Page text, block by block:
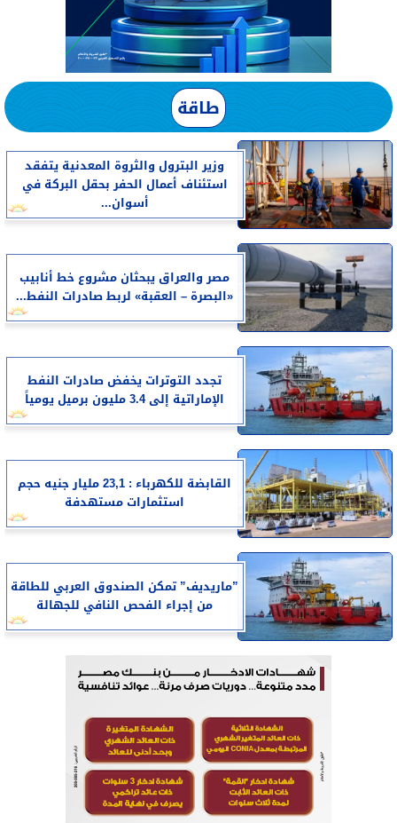
طاقة
وزير البترول والثروة المعدنية يتفقد
استئناف أعمال الحفر بحقل البركة في
أسوان...
مصر والعراق يبحثان مشروع خط أنابيب
«البصرة – العقبة» لربط صادرات النفط...
تجدد التوترات يخفض صادرات النفط
الإماراتية إلى 3.4 مليون برميل يومياً
القابضة للكهرباء : 23,1 مليار جنيه حجم
استثمارات مستهدفة
”ماريديف” تمكن الصندوق العربي للطاقة
من إجراء الفحص النافي للجهالة